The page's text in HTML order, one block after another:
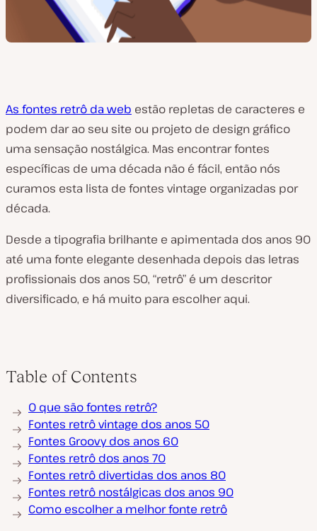
As fontes retrô da web estão repletas de caracteres e
podem dar ao seu site ou projeto de design gráfico
uma sensação nostálgica. Mas encontrar fontes
específicas de uma década não é fácil, então nós
curamos esta lista de fontes vintage organizadas por
década.
Desde a tipografia brilhante e apimentada dos anos 90
até uma fonte elegante desenhada depois das letras
profissionais dos anos 50, “retrô” é um descritor
diversificado, e há muito para escolher aqui.
Table of Contents
O que são fontes retrô?
Fontes retrô vintage dos anos 50
Fontes Groovy dos anos 60
Fontes retrô dos anos 70
Fontes retrô divertidas dos anos 80
Fontes retrô nostálgicas dos anos 90
Como escolher a melhor fonte retrô